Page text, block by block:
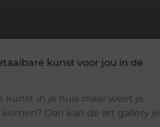
kunst voor jou in de
kunst in je huis maar weet je
Dan kan de art gallery je